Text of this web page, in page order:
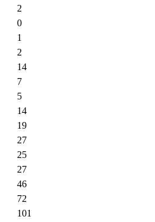
2
0
1
2
14
7
5
14
19
27
25
27
46
72
101